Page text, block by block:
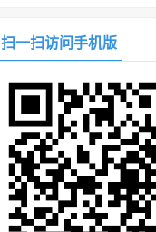
扫一扫访问手机版